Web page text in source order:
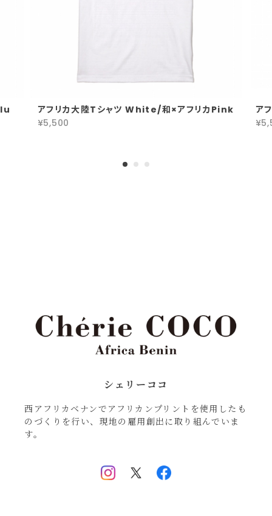
アフリカ大陸Tシャツ White/和×アフリカPink
¥5,500
ア
シェリーココ
西アフリカベナンでアフリカンプリントを使用したも
のづくりを行い、現地の雇用創出に取り組んでいま
す。